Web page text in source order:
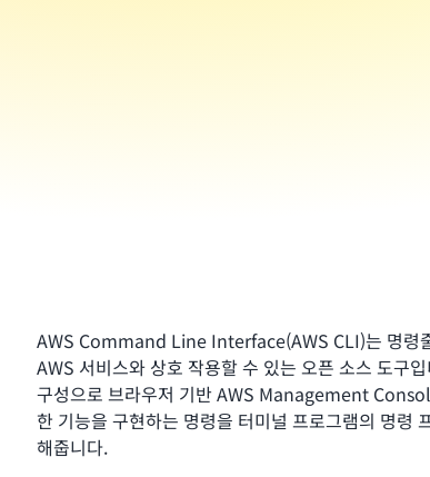
AWS Command Line Interface(AWS CLI)는 명령
AWS 서비스와 상호 작용할 수 있는 오픈 소스 도구
구성으로 브라우저 기반 AWS Management
한 기능을 구현하는 명령을 터미널 프로그램의 명령
해줍니다.